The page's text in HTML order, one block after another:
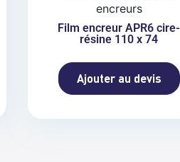
encreurs
Film encreur APR6 cire-
résine 110 x 74
Ajouter au devis